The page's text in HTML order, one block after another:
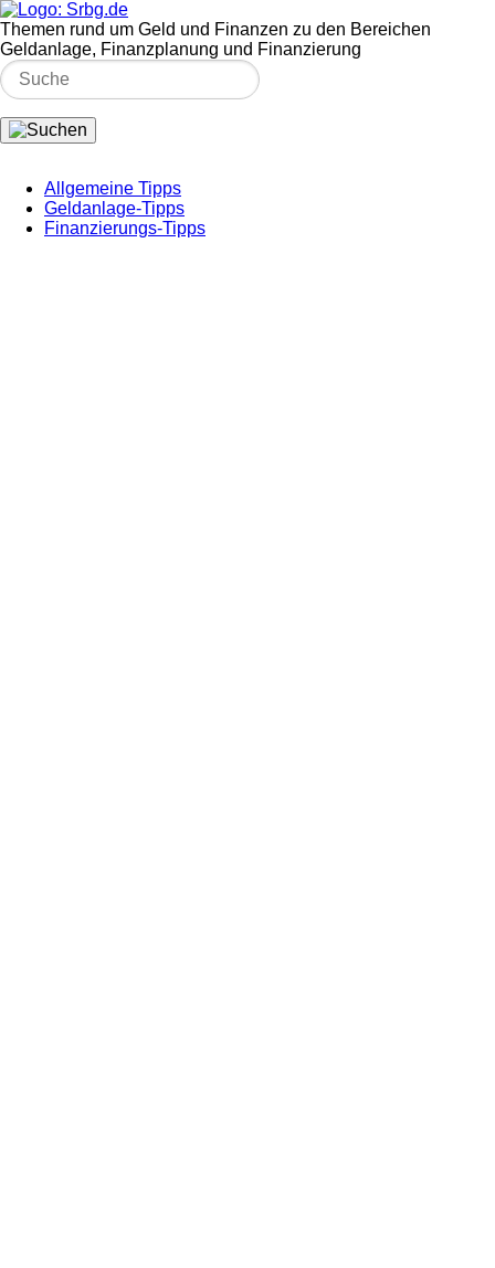
Themen rund um Geld und Finanzen zu den Bereichen
Geldanlage, Finanzplanung und Finanzierung
Allgemeine Tipps
Geldanlage-Tipps
Finanzierungs-Tipps